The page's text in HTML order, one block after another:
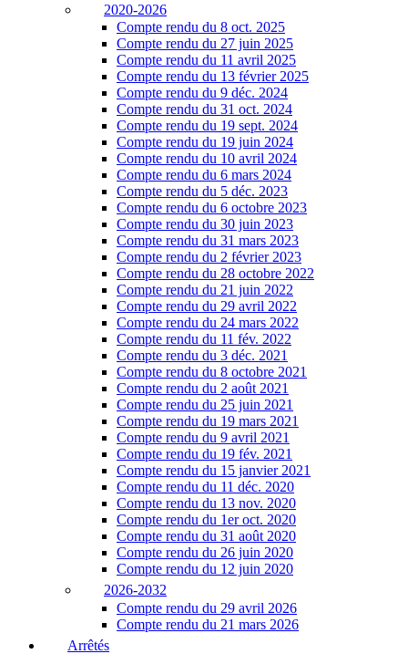
2020-2026
Compte rendu du 8 oct. 2025
Compte rendu du 27 juin 2025
Compte rendu du 11 avril 2025
Compte rendu du 13 février 2025
Compte rendu du 9 déc. 2024
Compte rendu du 31 oct. 2024
Compte rendu du 19 sept. 2024
Compte rendu du 19 juin 2024
Compte rendu du 10 avril 2024
Compte rendu du 6 mars 2024
Compte rendu du 5 déc. 2023
Compte rendu du 6 octobre 2023
Compte rendu du 30 juin 2023
Compte rendu du 31 mars 2023
Compte rendu du 2 février 2023
Compte rendu du 28 octobre 2022
Compte rendu du 21 juin 2022
Compte rendu du 29 avril 2022
Compte rendu du 24 mars 2022
Compte rendu du 11 fév. 2022
Compte rendu du 3 déc. 2021
Compte rendu du 8 octobre 2021
Compte rendu du 2 août 2021
Compte rendu du 25 juin 2021
Compte rendu du 19 mars 2021
Compte rendu du 9 avril 2021
Compte rendu du 19 fév. 2021
Compte rendu du 15 janvier 2021
Compte rendu du 11 déc. 2020
Compte rendu du 13 nov. 2020
Compte rendu du 1er oct. 2020
Compte rendu du 31 août 2020
Compte rendu du 26 juin 2020
Compte rendu du 12 juin 2020
2026-2032
Compte rendu du 29 avril 2026
Compte rendu du 21 mars 2026
Arrêtés